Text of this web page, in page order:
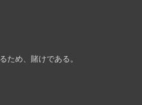
め、賭けである。